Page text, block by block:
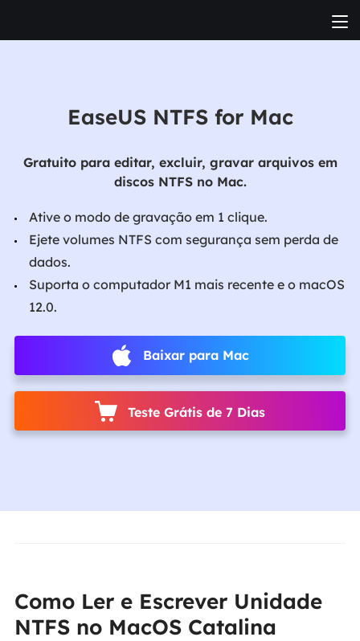
EaseUS NTFS for Mac
Gratuito para editar, excluir, gravar arquivos em
discos NTFS no Mac.
Ative o modo de gravação em 1 clique.
Ejete volumes NTFS com segurança sem perda de
dados.
Suporta o computador M1 mais recente e o macOS
12.0.
Baixar para Mac
Teste Grátis de 7 Dias
Como Ler e Escrever Unidade
NTFS no MacOS Catalina